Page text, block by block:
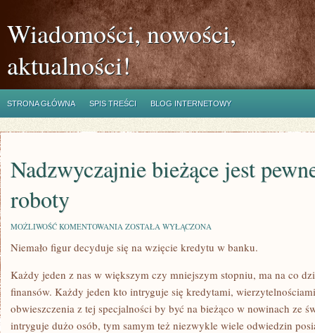
Wiadomości, nowości,
aktualności!
STRONA GŁÓWNA SPIS TREŚCI BLOG INTERNETOWY
Nadzwyczajnie bieżące jest
roboty
MOŻLIWOŚĆ KOMENTOWANIA NADZWYCZAJNIE
JEST
PEWNE
ROBOTY
ZOSTAŁA WYŁĄCZONA
Niemało figur decyduje się na wzięcie kredytu w banku.
Każdy jeden z nas w większym czy mniejszym stopniu, ma na co
finansów. Każdy jeden kto intryguje się kredytami,
obwieszczenia z tej specjalności by być na bieżąco w nowinach ze
intryguje dużo osób, tym samym też niezwykle wiele odwiedzin